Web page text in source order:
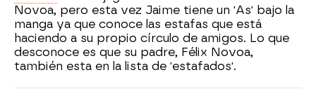
Novoa, pero esta vez Jaime tiene un 'As' bajo la
manga ya que conoce las estafas que está
haciendo a su propio círculo de amigos. Lo que
desconoce es que su padre, Félix Novoa,
también esta en la lista de 'estafados'.